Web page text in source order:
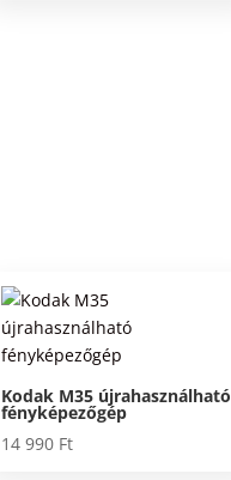
Kodak M35 újrahasználható
fényképezőgép
14 990 Ft